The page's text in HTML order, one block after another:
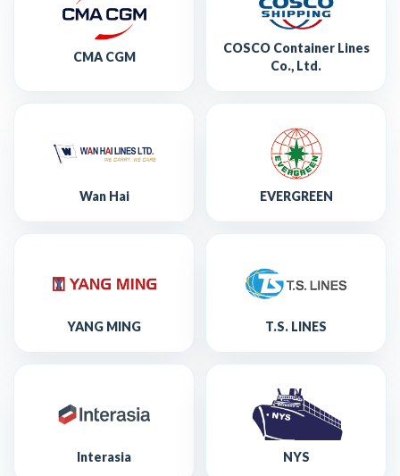
CMA CGM
COSCO Container Lines
Co., Ltd.
Wan Hai EVERGREEN
YANG MING T.S. LINES
Interasia NYS